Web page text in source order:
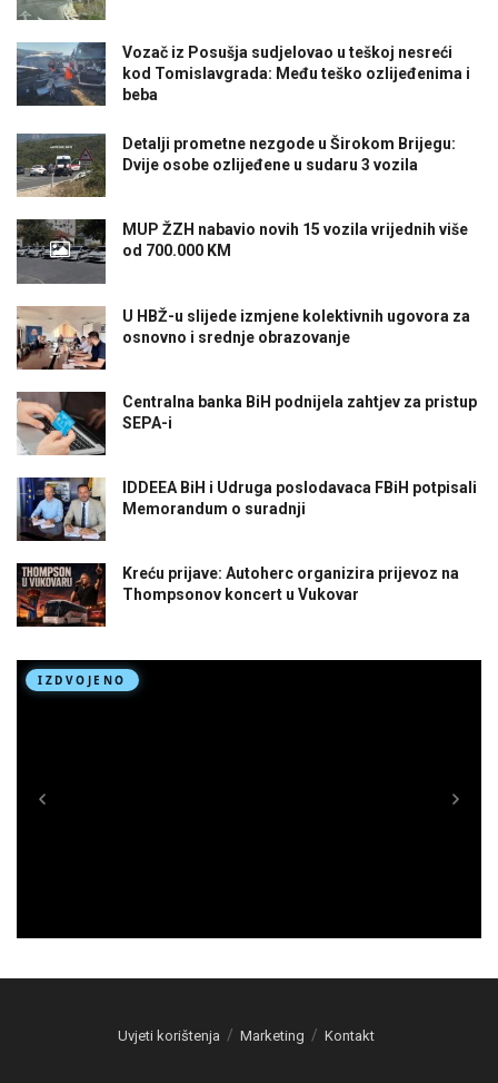
Vozač iz Posušja sudjelovao u teškoj nesreći
kod Tomislavgrada: Među teško ozlijeđenima i
beba
Detalji prometne nezgode u Širokom Brijegu:
Dvije osobe ozlijeđene u sudaru 3 vozila
MUP ŽZH nabavio novih 15 vozila vrijednih više
od 700.000 KM
U HBŽ-u slijede izmjene kolektivnih ugovora za
osnovno i srednje obrazovanje
Centralna banka BiH podnijela zahtjev za pristup
SEPA-i
IDDEEA BiH i Udruga poslodavaca FBiH potpisali
Memorandum o suradnji
Kreću prijave: Autoherc organizira prijevoz na
Thompsonov koncert u Vukovar
Uvjeti korištenja Marketing Kontakt